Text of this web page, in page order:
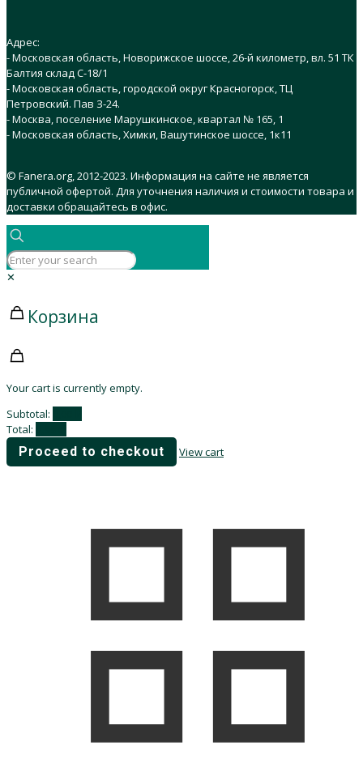
Адрес:
- Московская область, Новорижское шоссе, 26-й километр, вл. 51 ТК
Балтия склад C-18/1
- Московская область, городской округ Красногорск, ТЦ
Петровский. Пав З-24.
- Москва, поселение Марушкинское, квартал № 165, 1
- Московская область, Химки, Вашутинское шоссе, 1к11
© Fanera.org, 2012-2023. Информация на сайте не является
публичной офертой. Для уточнения наличия и стоимости товара и
доставки обращайтесь в офис.
✕
Корзина
Your cart is currently empty.
Subtotal:
Total:
Proceed to checkout View cart